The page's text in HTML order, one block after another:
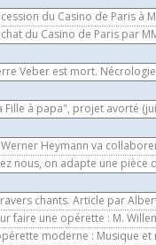
cession du Casino de Paris à
du Casino de Paris par
Veber est mort.
Fille à papa", projet avorté
Werner Heymann va
nous, on adapte une pièce
chants. Article par
faire une opérette : M.
moderne : Musique